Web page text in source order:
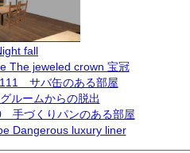
fall
The jeweled crown 宝冠
サバ缶のある部屋
ルームからの脱出
づくりパンのある部屋
Dangerous luxury liner